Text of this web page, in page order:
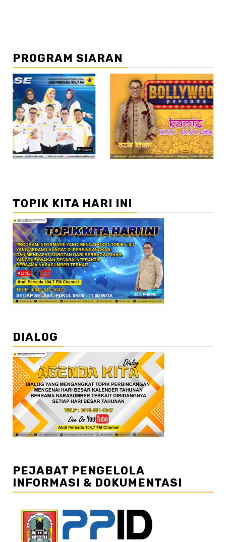
PROGRAM SIARAN
//2 //3
TOPIK KITA HARI INI
DIALOG
PEJABAT PENGELOLA
INFORMASI & DOKUMENTASI